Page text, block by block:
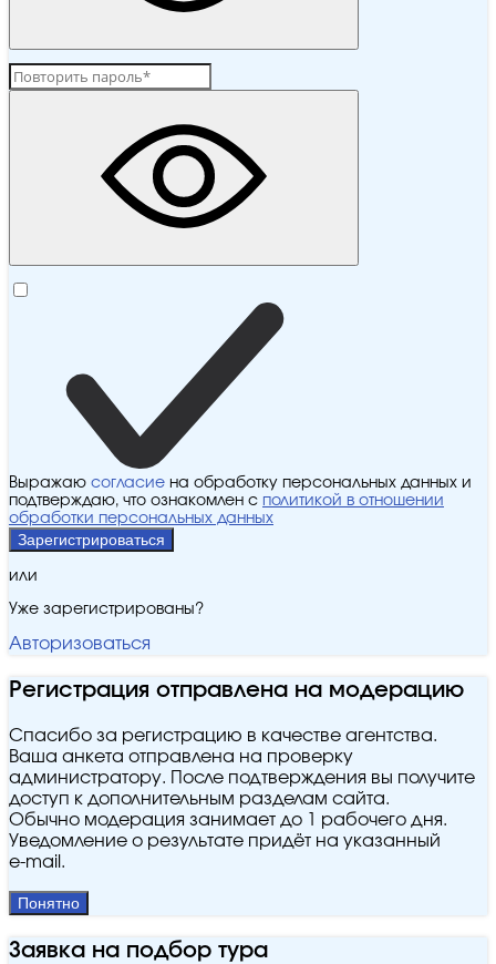
Выражаю согласие на обработку персональных данных и
подтверждаю, что ознакомлен с политикой в отношении
обработки персональных данных
Зарегистрироваться
или
Уже зарегистрированы?
Авторизоваться
Регистрация отправлена на модерацию
Спасибо за регистрацию в качестве агентства.
Ваша анкета отправлена на проверку
администратору. После подтверждения вы получите
доступ к дополнительным разделам сайта.
Обычно модерация занимает до 1 рабочего дня.
Уведомление о результате придёт на указанный
e‑mail.
Понятно
Заявка на подбор тура